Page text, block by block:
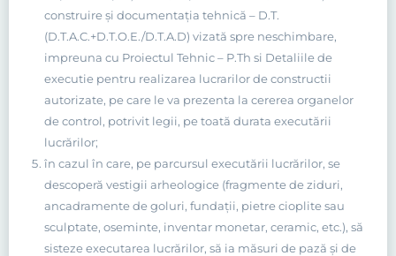
construire şi documentaţia tehnică – D.T.
(D.T.A.C.+D.T.O.E./D.T.A.D) vizată spre neschimbare,
impreuna cu Proiectul Tehnic – P.Th si Detaliile de
executie pentru realizarea lucrarilor de constructii
autorizate, pe care le va prezenta la cererea organelor
de control, potrivit legii, pe toată durata executării
lucrărilor;
în cazul în care, pe parcursul executării lucrărilor, se
descoperă vestigii arheologice (fragmente de ziduri,
ancadramente de goluri, fundaţii, pietre cioplite sau
sculptate, oseminte, inventar monetar, ceramic, etc.), să
sisteze executarea lucrărilor, să ia măsuri de pază şi de